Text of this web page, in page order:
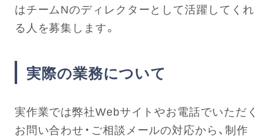
はチームNのディレクターとして活躍してくれ
る人を募集します。
実際の業務について
実作業では弊社Webサイトやお電話でいただく
お問い合わせ・ご相談メールの対応から、制作